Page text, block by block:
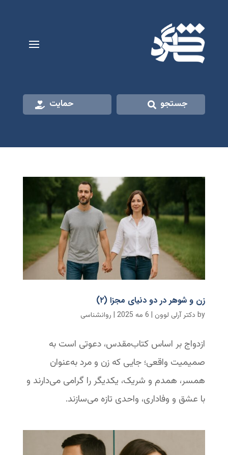
جستجو حمایت
زن و شوهر در دو دنیای مجزا (۲)
by دکتر آرلی لوون | 6 مه 2025 | روانشناسی
ازدواج بر اساس کتاب‌مقدس، دعوتی است به
صمیمیت واقعی؛ جایی که زن و مرد به‌عنوان
همسر، همدم و شریک، یکدیگر را گرامی می‌دارند و
با عشق و وفاداری، واحدی تازه می‌سازند.